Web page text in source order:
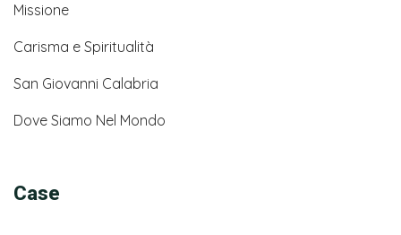
Missione
Carisma e Spiritualità
San Giovanni Calabria
Dove Siamo Nel Mondo
Case